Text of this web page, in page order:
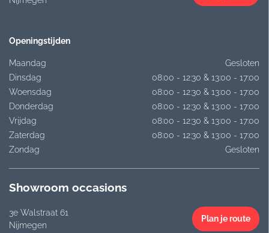
Openingstijden
Maandag
Gesloten
Dinsdag
08:00 - 12:30 & 13:00 - 17:00
Woensdag
08:00 - 12:30 & 13:00 - 17:00
Donderdag
08:00 - 12:30 & 13:00 - 17:00
Vrijdag
08:00 - 12:30 & 13:00 - 17:00
Zaterdag
08:00 - 12:30 & 13:00 - 17:00
Zondag
Gesloten
Showroom occasions
3e Walstraat 61
Nijmegen
Plan je route